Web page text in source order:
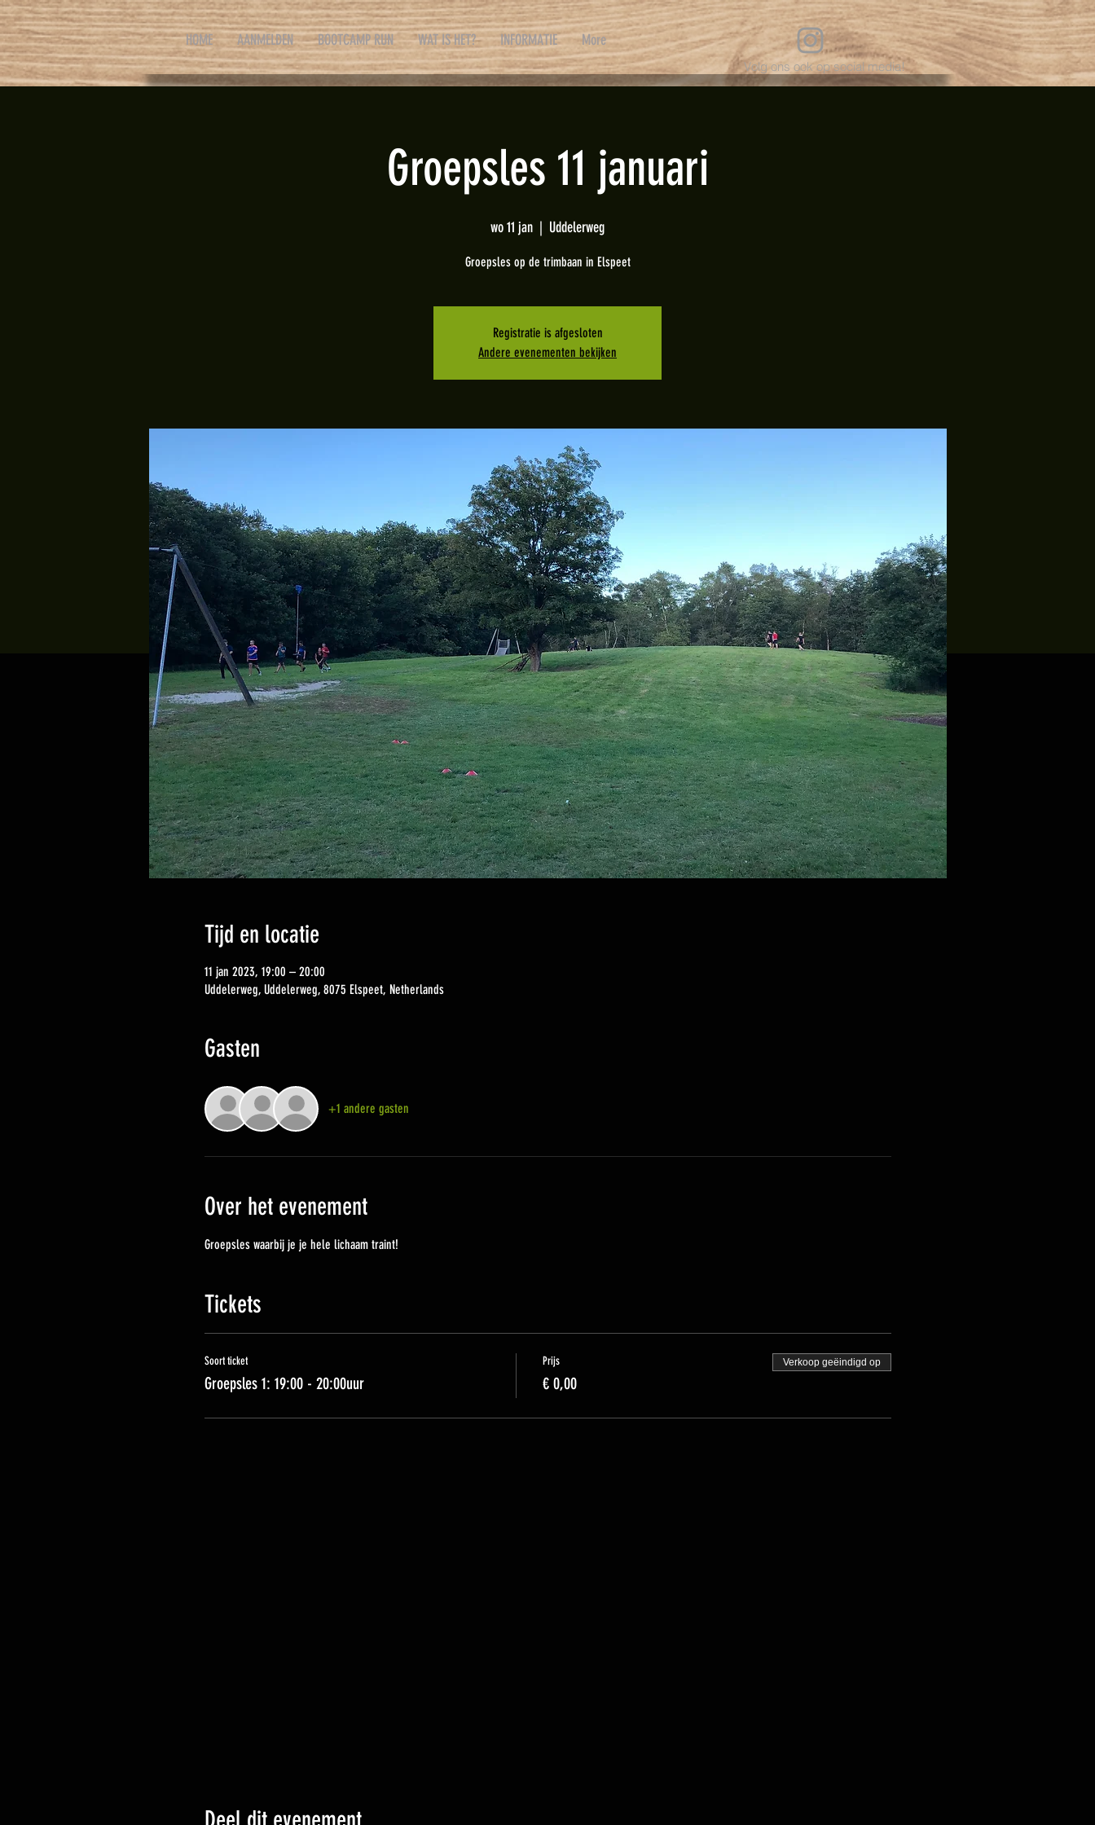
HOME AANMELDEN BOOTCAMP RUN WAT IS HET? INFORMATIE More
Volg ons ook op social media!
Groepsles 11 januari
wo 11 jan
  |
Uddelerweg
Groepsles op de trimbaan in Elspeet
Registratie is afgesloten
Andere evenementen bekijken
Tijd en locatie
11 jan 2023, 19:00 – 20:00
Uddelerweg, Uddelerweg, 8075 Elspeet, Netherlands
Gasten
+1 andere gasten
Over het evenement
Groepsles waarbij je je hele lichaam traint!
Tickets
Soort ticket
Groepsles 1: 19:00 - 20:00uur
Prijs
€ 0,00
Verkoop geëindigd op